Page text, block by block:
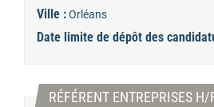
Ville :Orléans
Date limite de dépôt des
RÉFÉRENT ENTREPRISES H/